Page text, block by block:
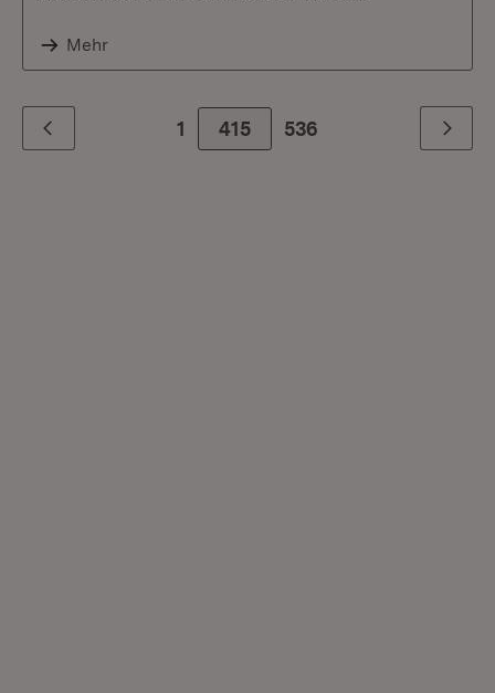
Mehr
Zurück 1 415 Zur letzte Seite
536 Weiter